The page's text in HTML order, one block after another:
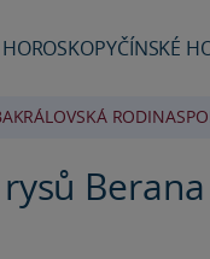
HOROSKOPYČÍNSKÉ
KRÁLOVSKÁ RODINA